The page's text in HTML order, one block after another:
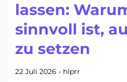
lassen:
sinnvoll ist,
zu setzen
22 Juli 2026 - hlprr